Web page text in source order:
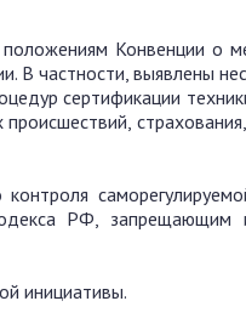
Конвенции о
В частности, выявлены
сертификации
РФ, запрещающим
инициативы.